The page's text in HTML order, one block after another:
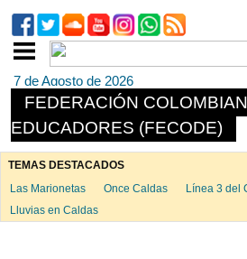
7 de Agosto de 2026
FEDERACIÓN
EDUCADORES (FECODE)
TEMAS DESTACADOS
Las Marionetas
Once Caldas Línea 3 del
Lluvias en Caldas